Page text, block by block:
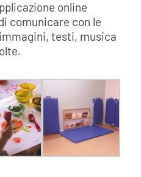
online
comunicare con le
testi, musica